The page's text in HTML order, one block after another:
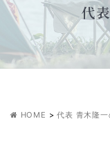
代
HOME >代表 青木隆